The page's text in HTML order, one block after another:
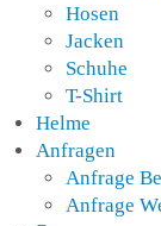
Hosen
Jacken
Schuhe
T-Shirt
Helme
Anfragen
Anfrage
Anfrage